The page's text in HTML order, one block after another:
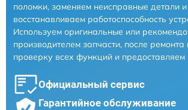
поломки, заменяем неисправные детали и
восстанавливаем работоспособность
Используем оригинальные или
производителем запчасти, после
проверку всех функций и предоставляем
Официальный сервис
Гарантийное обслуживание